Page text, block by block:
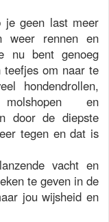
je geen last meer
rennen en
nu bent genoeg
om naar te
hondendrollen,
molshopen en
door de diepste
tegen en dat is
vacht en
te geven in de
jou wijsheid en